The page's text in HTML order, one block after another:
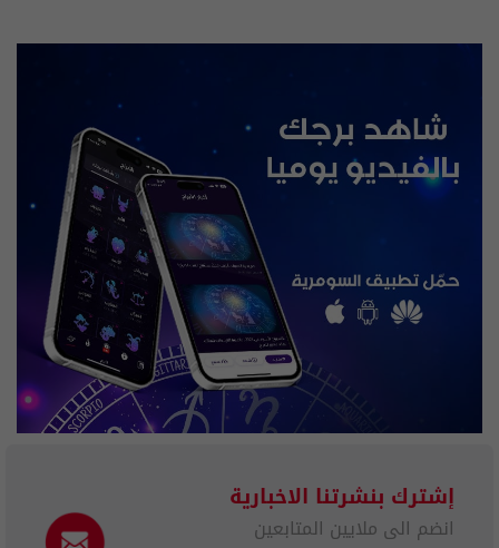
إشترك بنشرتنا الاخبارية
انضم الى ملايين المتابعين